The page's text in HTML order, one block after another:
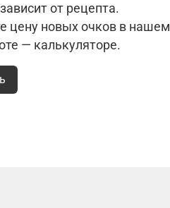
от рецепта.
цену новых очков в нашем
— калькуляторе.